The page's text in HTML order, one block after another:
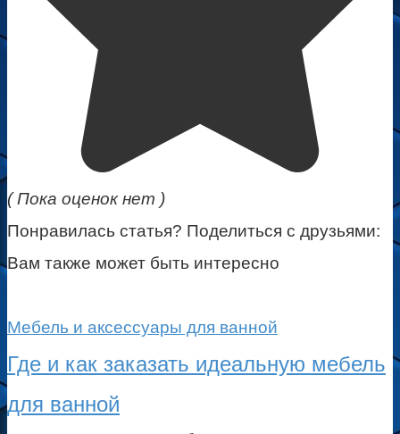
( Пока оценок нет )
Понравилась статья? Поделиться с друзьями:
Вам также может быть интересно
Мебель и аксессуары для ванной
Где и как заказать идеальную мебель
для ванной